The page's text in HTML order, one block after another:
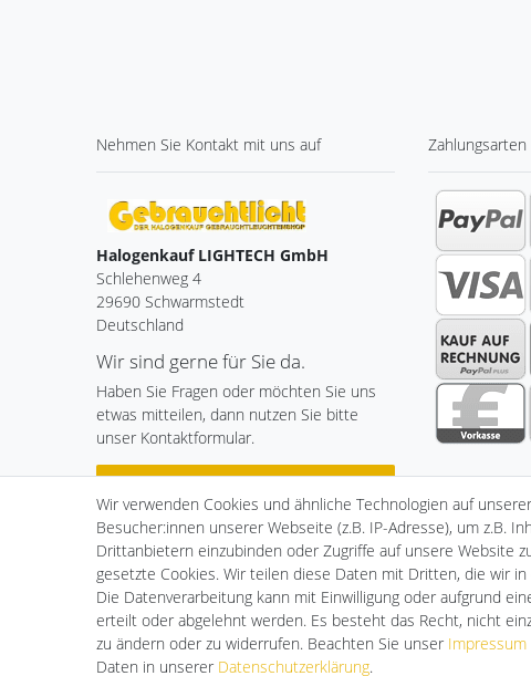
Nehmen Sie Kontakt mit uns auf
Halogenkauf LIGHTECH GmbH
Schlehenweg 4
29690 Schwarmstedt
Deutschland
Wir sind gerne für Sie da.
Haben Sie Fragen oder möchten Sie uns
etwas mitteilen, dann nutzen Sie bitte
unser Kontaktformular.
Zum Kontaktformular
Zahlungsarten
Impressum
Wir verwenden Cookies und ähnliche Technologien auf
Besucher:innen unserer Webseite (z.B. IP-Adresse), um z.B.
Drittanbietern einzubinden oder Zugriffe auf unsere Website
gesetzte Cookies. Wir teilen diese Daten mit Dritten, die wir
Die Datenverarbeitung kann mit Einwilligung oder aufgrund
erteilt oder abgelehnt werden. Es besteht das Recht, nicht
zu ändern oder zu widerrufen. Beachten Sie unser Impressum
Daten in unserer Daten­schutz­erklärung.